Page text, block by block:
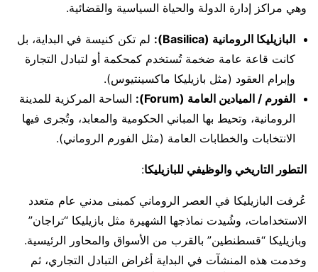
وهي مراكز إدارة الدولة والحياة السياسية والقضائية.
البازيليكا الرومانية (Basilica):
لم تكن كنيسة في البداية، بل
كانت قاعة عامة ضخمة تُستخدم كمحكمة أو لتبادل التجارة
وإبرام العقود (مثل بازيليكا ماكسينتيوس).
الفورم / الميادين العامة (Forum):
الساحة المركزية للمدينة
الرومانية، وتحيط بها المباني الحكومية والمعابد، وتُجرى فيها
الانتخابات والخطابات العامة (مثل الفورم الروماني).
التطور التاريخي والوظيفي للبازيليكا:
عُرفت البازيليكا في العصر الروماني كمبنى مدني عام متعدد
الاستخدامات، وشُيدت نماذجها الشهيرة مثل بازيليكا “تراجان”
وبازيليكا “قسطنطين” بالقرب من الأسواق والمحاور الرئيسية.
وخدمت هذه المنشآت في البداية أغراض التبادل التجاري، ثم